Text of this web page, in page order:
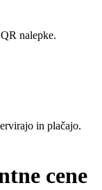
nalepke.
in plačajo.
cene